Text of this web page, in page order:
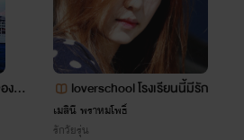
งหนั
loverschool โรงเรียนนี้มีรัก
เมสินี พราหมโพธิ์
รักวัยรุ่น